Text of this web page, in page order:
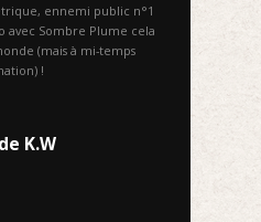
ennemi public n°1
avec Sombre Plume cela
(mais à mi-temps
!
K.W